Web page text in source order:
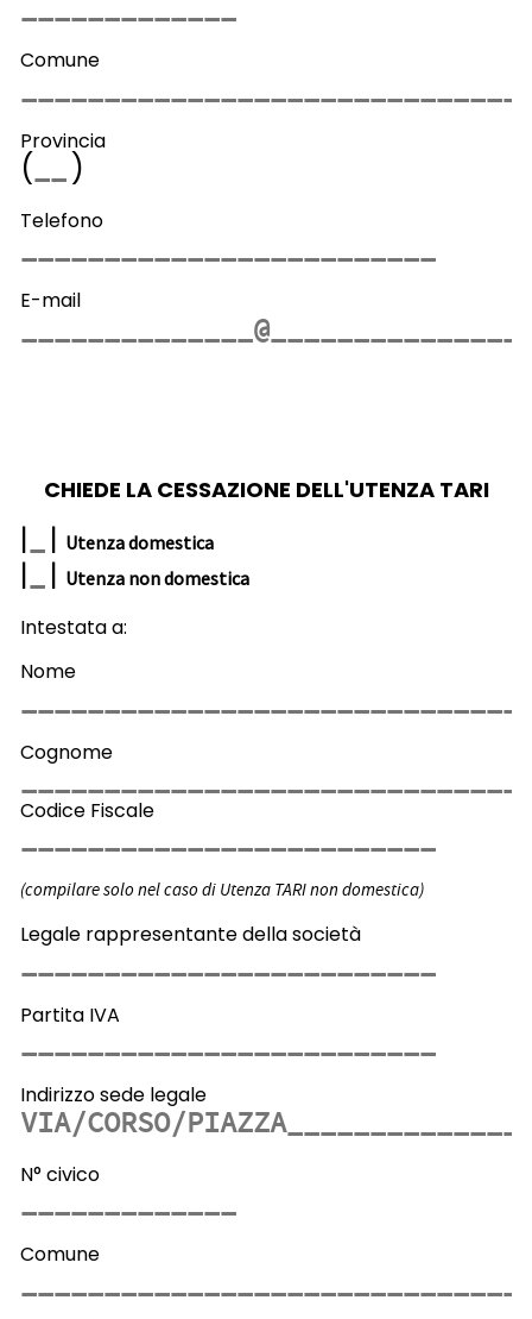
Comune
Provincia
( )
Telefono
E-mail
CHIEDE LA CESSAZIONE DELL'UTENZA TARI
| | Utenza domestica
| | Utenza non domestica
Intestata a:
Nome
Cognome
Codice Fiscale
(compilare solo nel caso di Utenza TARI non domestica)
Legale rappresentante della società
Partita IVA
Indirizzo sede legale
N° civico
Comune